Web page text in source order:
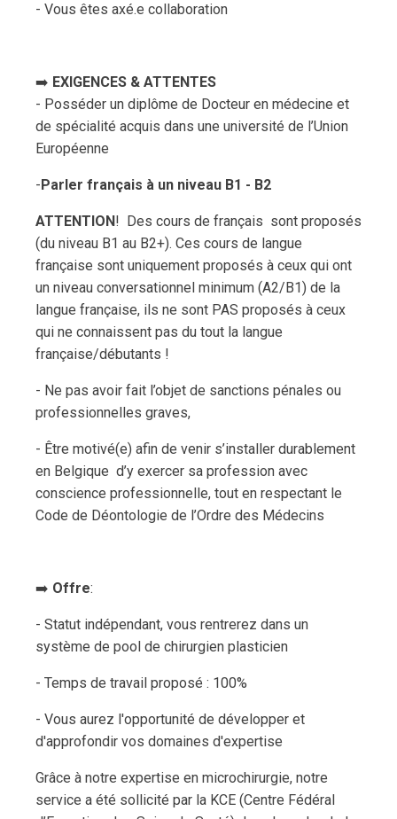
- Vous êtes axé.e collaboration
➡️ EXIGENCES & ATTENTES
- Posséder un diplôme de Docteur en médecine et
de spécialité acquis dans une université de l’Union
Européenne
- Parler français à un niveau B1 - B2
ATTENTION ! Des cours de français sont proposés
(du niveau B1 au B2+). Ces cours de langue
française sont uniquement proposés à ceux qui ont
un niveau conversationnel minimum (A2/B1) de la
langue française, ils ne sont PAS proposés à ceux
qui ne connaissent pas du tout la langue
française/débutants !
- Ne pas avoir fait l’objet de sanctions pénales ou
professionnelles graves,
- Être motivé(e) afin de venir s’installer durablement
en Belgique d’y exercer sa profession avec
conscience professionnelle, tout en respectant le
Code de Déontologie de l’Ordre des Médecins
➡️ Offre:
- Statut indépendant, vous rentrerez dans un
système de pool de chirurgien plasticien
- Temps de travail proposé : 100%
- Vous aurez l'opportunité de développer et
d'approfondir vos domaines d'expertise
Grâce à notre expertise en microchirurgie, notre
service a été sollicité par la KCE (Centre Fédéral